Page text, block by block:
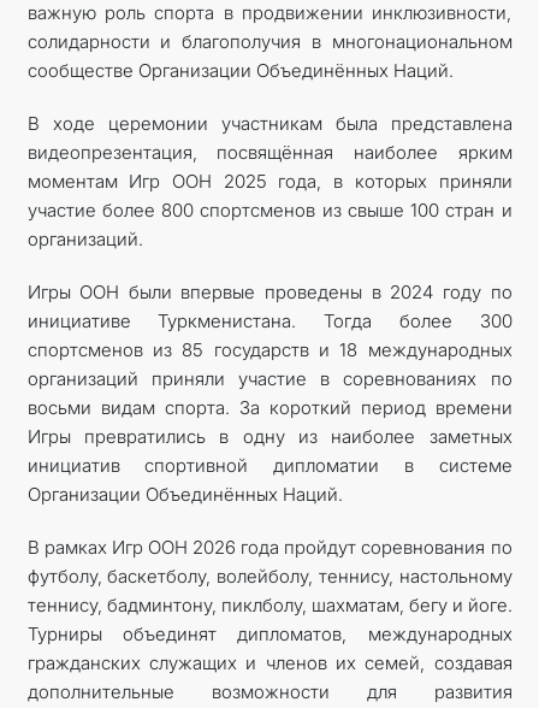
важную роль спорта в продвижении инклюзивности,
солидарности и благополучия в многонациональном
сообществе Организации Объединённых Наций.
В ходе церемонии участникам была представлена
видеопрезентация, посвящённая наиболее ярким
моментам Игр ООН 2025 года, в которых приняли
участие более 800 спортсменов из свыше 100 стран и
организаций.
Игры ООН были впервые проведены в 2024 году по
инициативе Туркменистана. Тогда более 300
спортсменов из 85 государств и 18 международных
организаций приняли участие в соревнованиях по
восьми видам спорта. За короткий период времени
Игры превратились в одну из наиболее заметных
инициатив спортивной дипломатии в системе
Организации Объединённых Наций.
В рамках Игр ООН 2026 года пройдут соревнования по
футболу, баскетболу, волейболу, теннису, настольному
теннису, бадминтону, пиклболу, шахматам, бегу и йоге.
Турниры объединят дипломатов, международных
гражданских служащих и членов их семей, создавая
дополнительные возможности для развития